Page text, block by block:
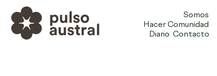
Somos
Hacer Comunidad
Diario Contacto